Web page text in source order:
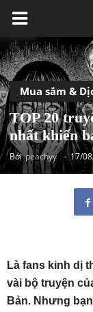
Mua sắm &
TOP 20
nhất khiến
Bởipeachyy - 17/
Là fans kinh dị
vài bộ truyện
Bản. Nhưng